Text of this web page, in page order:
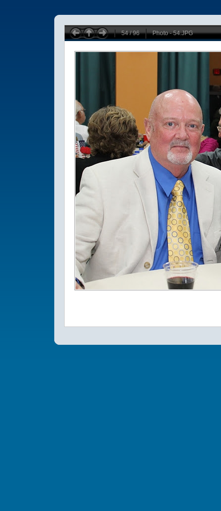
54 / 96 Photo - 54.JPG